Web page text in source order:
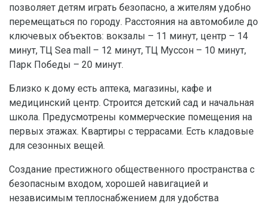
позволяет детям играть безопасно, а жителям удобно
перемещаться по городу. Расстояния на автомобиле до
ключевых объектов: вокзалы – 11 минут, центр – 14
минут, ТЦ Sea mall – 12 минут, ТЦ Муссон – 10 минут,
Парк Победы – 20 минут.
Близко к дому есть аптека, магазины, кафе и
медицинский центр. Строится детский сад и начальная
школа. Предусмотрены коммерческие помещения на
первых этажах. Квартиры с террасами. Есть кладовые
для сезонных вещей.
Создание престижного общественного пространства с
безопасным входом, хорошей навигацией и
независимым теплоснабжением для удобства